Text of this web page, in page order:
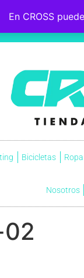
En CROSS
el gozo que le esperaba,
Bicicletas Ropa
Nosotros